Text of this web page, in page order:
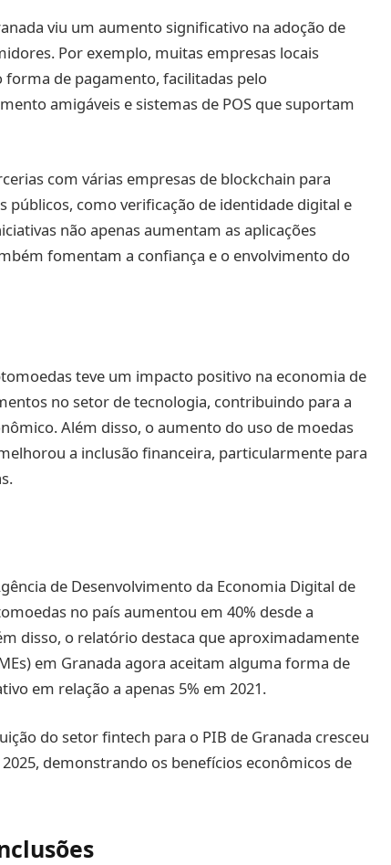
viu um aumento significativo na adoção de
Por exemplo, muitas empresas locais
de pagamento, facilitadas pelo
amigáveis e sistemas de POS que suportam
com várias empresas de blockchain para
como verificação de identidade digital e
não apenas aumentam as aplicações
fomentam a confiança e o envolvimento do
teve um impacto positivo na economia de
no setor de tecnologia, contribuindo para a
Além disso, o aumento do uso de moedas
a inclusão financeira, particularmente para
de Desenvolvimento da Economia Digital de
no país aumentou em 40% desde a
disso, o relatório destaca que aproximadamente
em Granada agora aceitam alguma forma de
em relação a apenas 5% em 2021.
do setor fintech para o PIB de Granada cresceu
demonstrando os benefícios econômicos de